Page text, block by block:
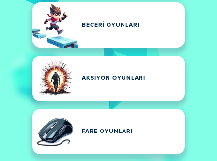
BECERI OYUNLARI
AKSIYON OYUNLARI
FARE OYUNLARI